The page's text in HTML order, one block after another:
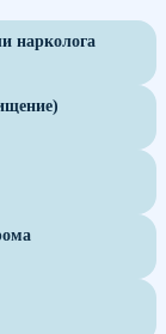
нарколога